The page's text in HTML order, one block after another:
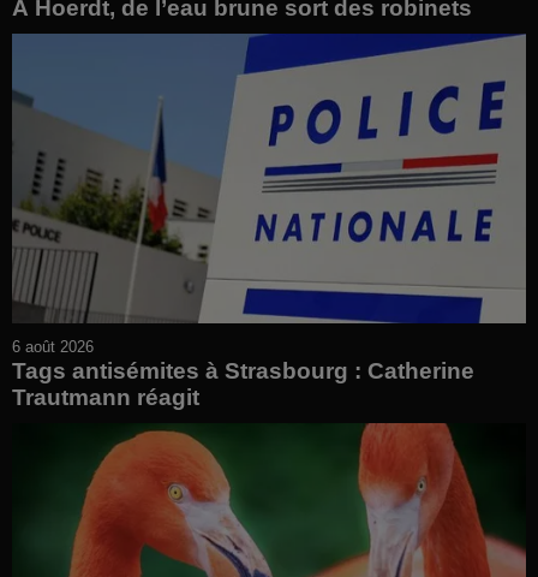
À Hoerdt, de l’eau brune sort des robinets
6 août 2026
Tags antisémites à Strasbourg : Catherine
Trautmann réagit